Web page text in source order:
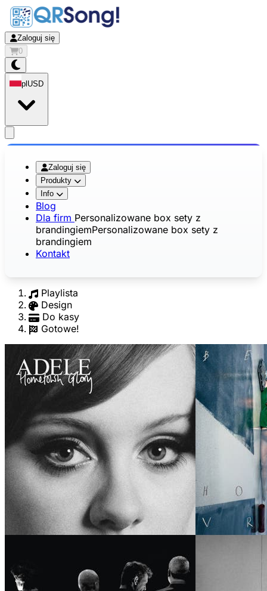
Zaloguj się
0
pl USD
Zaloguj się
Produkty
Info
Blog
Dla firm Personalizowane box sety z
brandingiemPersonalizowane box sety z
brandingiem
Kontakt
Playlista
Design
Do kasy
Gotowe!